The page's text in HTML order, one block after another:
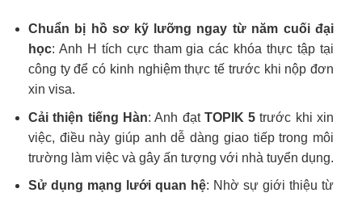
Chuẩn bị hồ sơ kỹ lưỡng ngay từ năm cuối đại
học: Anh H tích cực tham gia các khóa thực tập tại
công ty để có kinh nghiệm thực tế trước khi nộp đơn
xin visa.
Cải thiện tiếng Hàn: Anh đạt TOPIK 5 trước khi xin
việc, điều này giúp anh dễ dàng giao tiếp trong môi
trường làm việc và gây ấn tượng với nhà tuyển dụng.
Sử dụng mạng lưới quan hệ: Nhờ sự giới thiệu từ